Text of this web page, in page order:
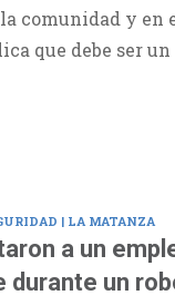
comunidad y
que debe ser
| LA MATANZA
a un
durante un